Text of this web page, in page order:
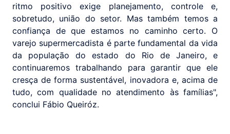
ritmo positivo exige planejamento, controle e,
sobretudo, união do setor. Mas também temos a
confiança de que estamos no caminho certo. O
varejo supermercadista é parte fundamental da vida
da população do estado do Rio de Janeiro, e
continuaremos trabalhando para garantir que ele
cresça de forma sustentável, inovadora e, acima de
tudo, com qualidade no atendimento às famílias",
conclui Fábio Queiróz.